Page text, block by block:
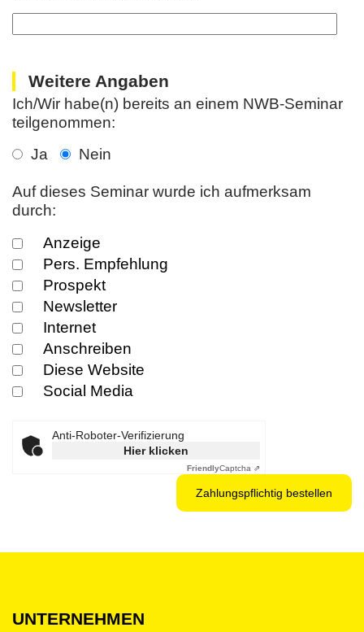
Weitere Angaben
Ich/Wir habe(n) bereits an einem NWB-Seminar
teilgenommen:
Ja
Nein
Auf dieses Seminar wurde ich aufmerksam
durch:
Anzeige
Pers. Empfehlung
Prospekt
Newsletter
Internet
Anschreiben
Diese Website
Social Media
Anti-Roboter-Verifizierung
Hier klicken
FriendlyCaptcha ⇗
UNTERNEHMEN